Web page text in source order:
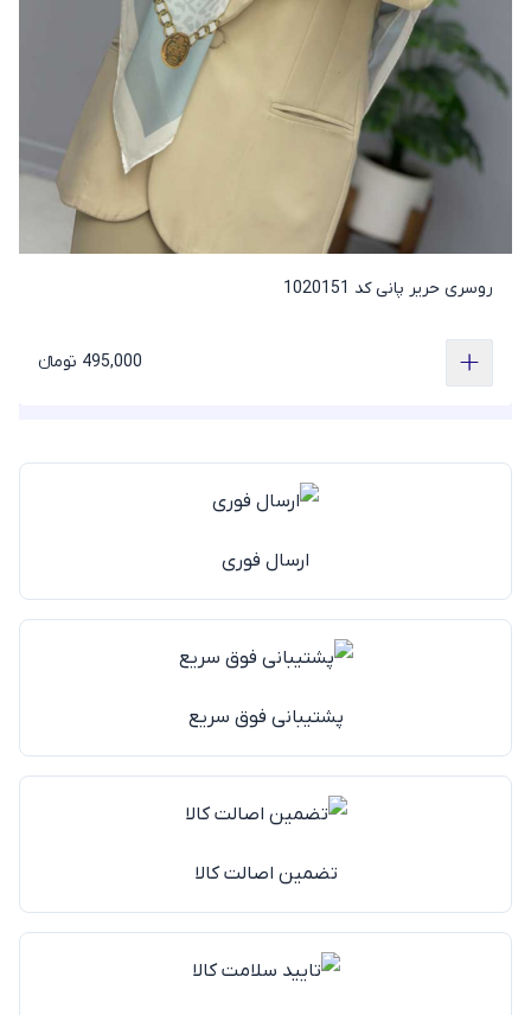
روسری حریر پانی کد 1020151
495,000 تومانء
ارسال فوری
پشتیبانی فوق سریع
تضمین اصالت کالا